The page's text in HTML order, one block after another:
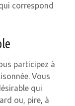
correspond
participez à
Vous
qui
ou, pire, à